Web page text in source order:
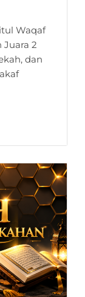
Waqaf
Juara 2
dan